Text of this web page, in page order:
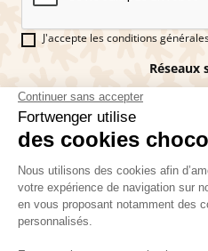
J'accepte les conditions
Réseaux
Vous êtes fan de
Conditions générales de